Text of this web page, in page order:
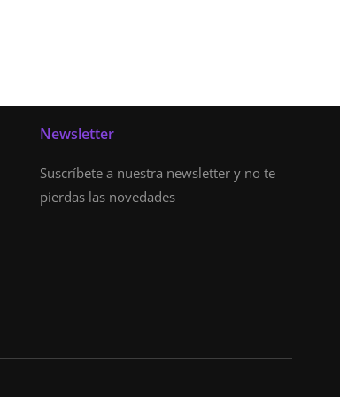
Newsletter
Suscríbete a nuestra newsletter y no te
pierdas las novedades